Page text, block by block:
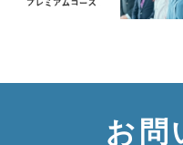
お問